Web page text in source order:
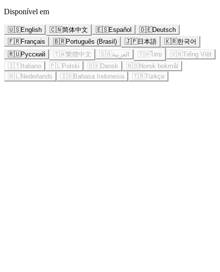
Disponível em
🇺🇸English 🇨🇳简体中文 🇪🇸Español 🇩🇪Deutsch
🇫🇷Français 🇧🇷Português (Brasil) 🇯🇵日本語 🇰🇷한국어
🇷🇺Русский 🇹🇼繁體中文 🇸🇦العربية 🇹🇭ไทย 🇻🇳Tiếng Việt
🇮🇹 Italiano 🇵🇱Polski 🇩🇰Dansk 🇳🇴Norsk bokmål
🇳🇱Nederlands 🇮🇩Bahasa Indonesia 🇹🇷Türkçe